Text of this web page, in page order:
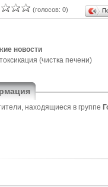
(голосов: 0)
новости
(чистка печени)
находящиеся в группе